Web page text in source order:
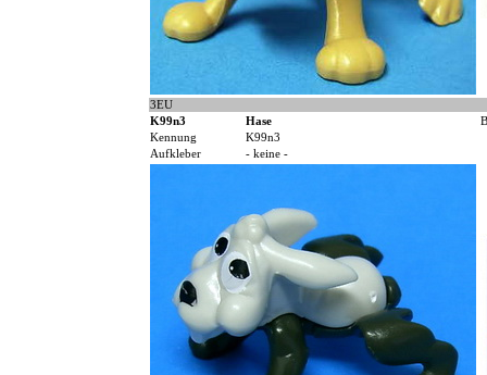
3EU
K99n3
Hase
Kennung
K99n3
Aufkleber
- keine -